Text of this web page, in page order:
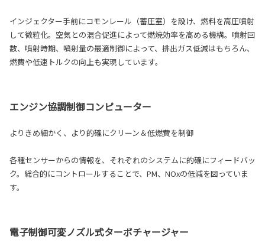
インジェクター手前にコモンレール（蓄圧室）を設け、燃料を高圧噴射
して微粒化。空気との混合促進によって燃焼効率を高める機構。噴射回
数、噴射時期、噴射量の最適制御によって、排出ガス低減はもちろん、
燃費や低速トルクの向上も実現しています。
エンジン協調制御コンピューター
よりきめ細かく、より的確にクリーン＆低燃費を制御
各種センサーからの情報を、それぞれのシステムに的確にフィードバッ
ク。総合的にコントロールすることで、PM、NOxの低減を図っていま
す。
電子制御可変ノズル式ターボチャージャー